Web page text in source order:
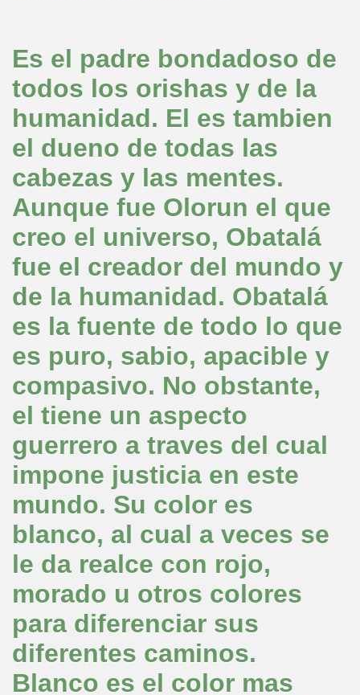
Es el padre bondadoso de
todos los orishas y de la
humanidad. El es tambien
el dueno de todas las
cabezas y las mentes.
Aunque fue Olorun el que
creo el universo, Obatalá
fue el creador del mundo y
de la humanidad. Obatalá
es la fuente de todo lo que
es puro, sabio, apacible y
compasivo. No obstante,
el tiene un aspecto
guerrero a traves del cual
impone justicia en este
mundo. Su color es
blanco, al cual a veces se
le da realce con rojo,
morado u otros colores
para diferenciar sus
diferentes caminos.
Blanco es el color mas